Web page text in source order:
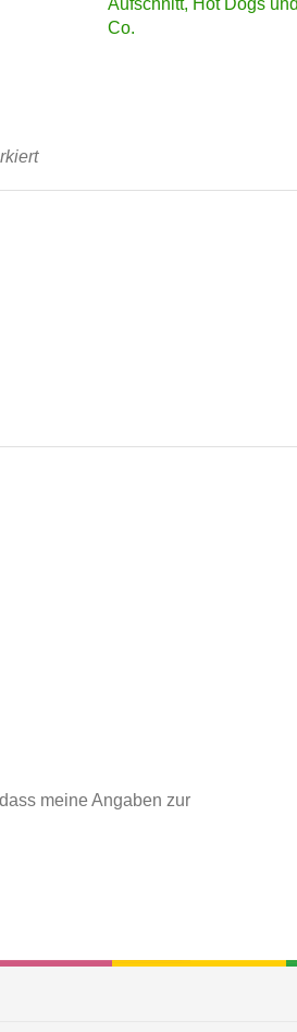
Aufschnitt, Hot Dogs
Co.
meine Angaben zur